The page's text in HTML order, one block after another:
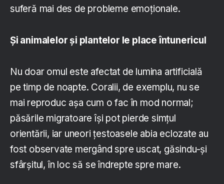
suferă mai des de probleme emoționale.
Și animalelor și plantelor le place întunericul
Nu doar omul este afectat de lumina artificială
pe timp de noapte. Coralii, de exemplu, nu se
mai reproduc așa cum o fac în mod normal;
păsările migratoare își pot pierde simțul
orientării, iar uneori țestoasele abia eclozate au
fost observate mergând spre uscat, găsindu-și
sfârșitul, în loc să se îndrepte spre mare.